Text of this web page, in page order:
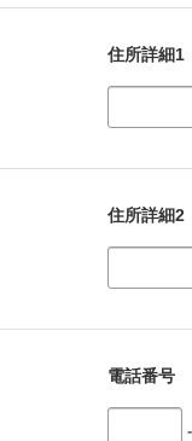
住所詳細1
住所詳細2
電話番号
-